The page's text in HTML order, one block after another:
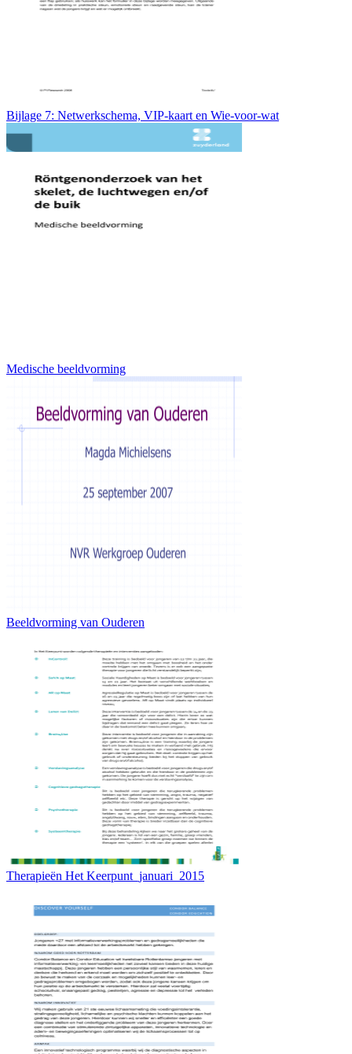
Bijlage 7: Netwerkschema, VIP-kaart en Wie-voor-wat
Medische beeldvorming
Beeldvorming van Ouderen
Therapieën Het Keerpunt_januari_2015